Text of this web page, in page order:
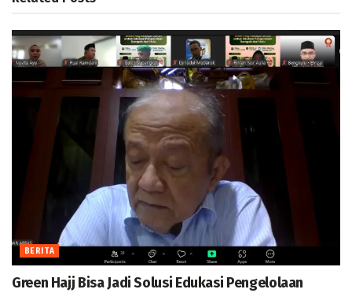
BERITA
Green Hajj Bisa Jadi Solusi Edukasi Pengelolaan